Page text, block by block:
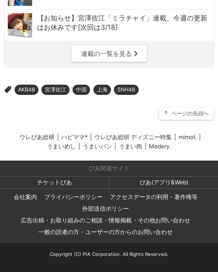
【お知らせ】宮澤佐江「ミラチャイ」連載、今週の更新
はお休みです[次回は3/18]
連載の一覧を見る
> AKB48 宮澤佐江 中国 上海 SNH48
ページの先頭へ
ウレぴあ総研 ハピママ* ウレぴあ総研 ディズニー特集 mimot.
うまいめし
うまいパン うまい肉 Medery.
ぴあ関連サイト
チケットぴあ
ぴあ(アプリ&Web)
会社案内
プライバシーポリシー
アクセスデータの利用・著作権等
外部送信ポリシー
広告出稿・お取り組みのご相談・情報掲載・その他お問い合わせ
一般の読者の方・ユーザーの方からのお問い合わせ
Copyright (C) PIA Corporation. All Rights Reserved.